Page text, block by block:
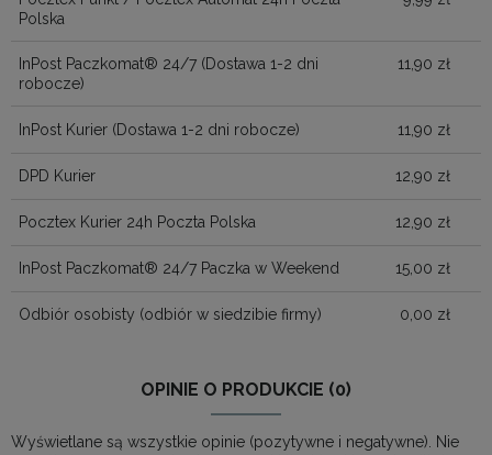
Polska
InPost Paczkomat® 24/7 (Dostawa 1-2 dni
robocze)
11,90 zł
InPost Kurier (Dostawa 1-2 dni robocze) 11,90 zł
DPD Kurier 12,90 zł
Pocztex Kurier 24h Poczta Polska 12,90 zł
InPost Paczkomat® 24/7 Paczka w Weekend 15,00 zł
Odbiór osobisty (odbiór w siedzibie firmy) 0,00 zł
OPINIE O PRODUKCIE (0)
Wyświetlane są wszystkie opinie (pozytywne i negatywne). Nie